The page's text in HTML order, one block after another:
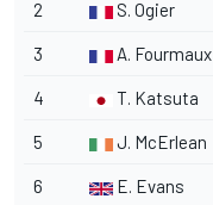
2 S. Ogier
3 A. Fourmaux
4 T. Katsuta
5 J. McErlean
6 E. Evans